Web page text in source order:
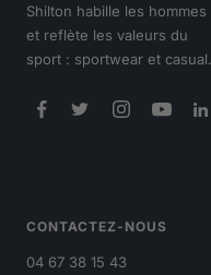
Shilton habille les hommes
et reflète les valeurs du
sport : sportwear et casual.
CONTACTEZ-NOUS
04 67 38 15 43